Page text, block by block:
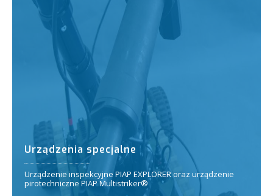
Urządzenia specjalne
Urządzenie inspekcyjne PIAP EXPLORER oraz urządzenie
pirotechniczne PIAP Multistriker®